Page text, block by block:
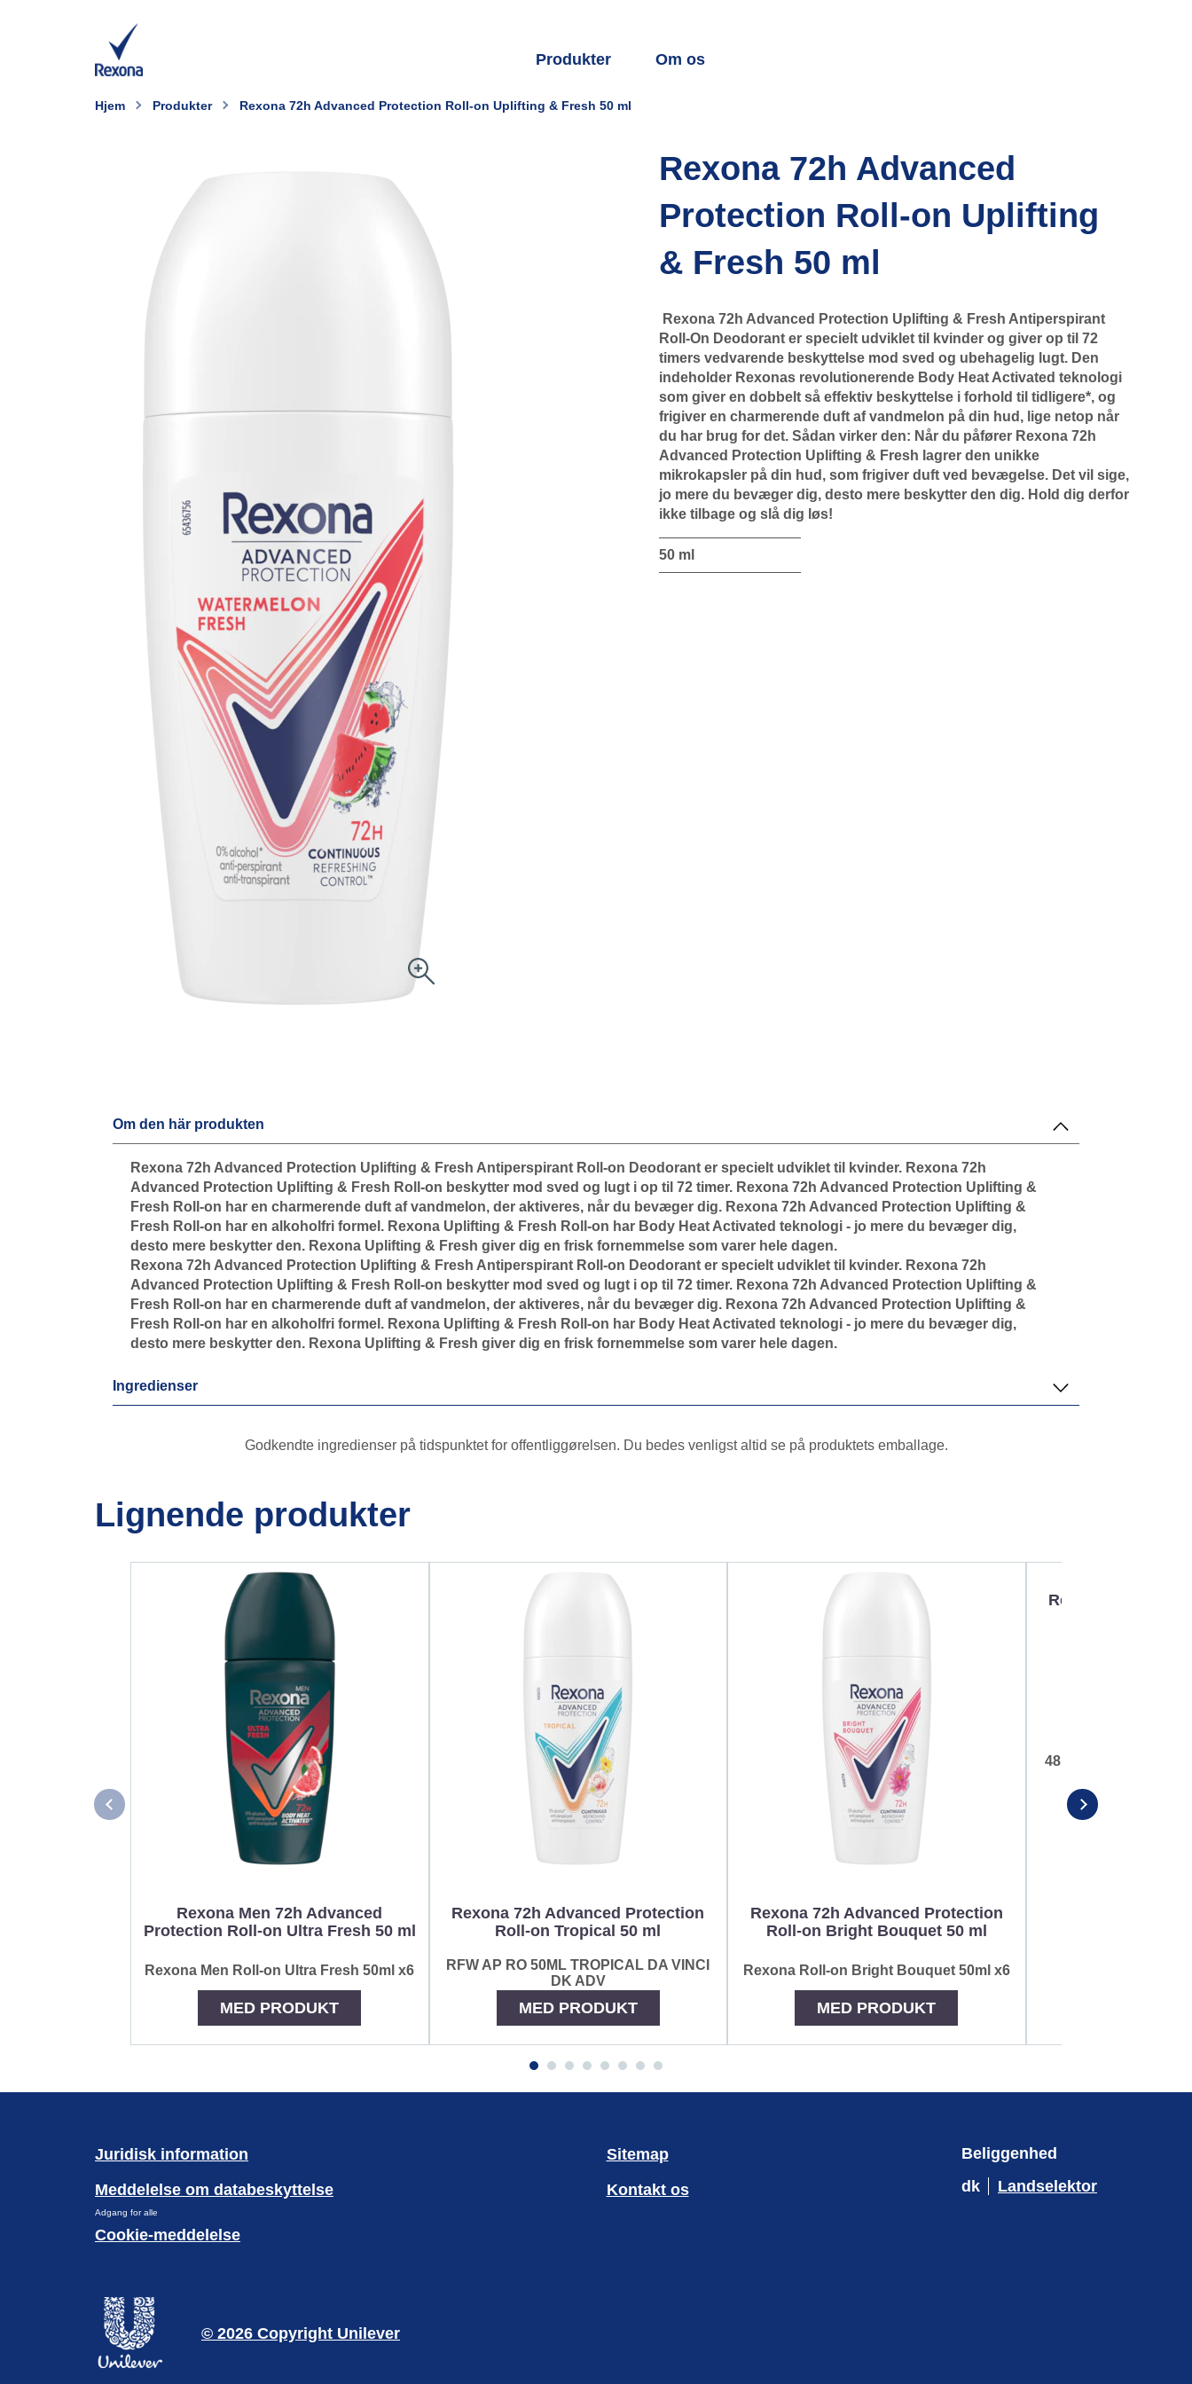
Produkter Om os
Hjem Produkter Rexona 72h Advanced Protection Roll-on Uplifting & Fresh 50 ml
Rexona 72h Advanced
Protection Roll-on Uplifting
& Fresh 50 ml
Rexona 72h Advanced Protection Uplifting & Fresh Antiperspirant
Roll-On Deodorant er specielt udviklet til kvinder og giver op til 72
timers vedvarende beskyttelse mod sved og ubehagelig lugt. Den
indeholder Rexonas revolutionerende Body Heat Activated teknologi
som giver en dobbelt så effektiv beskyttelse i forhold til tidligere*, og
frigiver en charmerende duft af vandmelon på din hud, lige netop når
du har brug for det. Sådan virker den: Når du påfører Rexona 72h
Advanced Protection Uplifting & Fresh lagrer den unikke
mikrokapsler på din hud, som frigiver duft ved bevægelse. Det vil sige,
jo mere du bevæger dig, desto mere beskytter den dig. Hold dig derfor
ikke tilbage og slå dig løs!
50 ml
Om den här produkten
Rexona 72h Advanced Protection Uplifting & Fresh Antiperspirant Roll-on Deodorant er specielt udviklet til kvinder. Rexona 72h
Advanced Protection Uplifting & Fresh Roll-on beskytter mod sved og lugt i op til 72 timer. Rexona 72h Advanced Protection Uplifting &
Fresh Roll-on har en charmerende duft af vandmelon, der aktiveres, når du bevæger dig. Rexona 72h Advanced Protection Uplifting &
Fresh Roll-on har en alkoholfri formel. Rexona Uplifting & Fresh Roll-on har Body Heat Activated teknologi - jo mere du bevæger dig,
desto mere beskytter den. Rexona Uplifting & Fresh giver dig en frisk fornemmelse som varer hele dagen.
Rexona 72h Advanced Protection Uplifting & Fresh Antiperspirant Roll-on Deodorant er specielt udviklet til kvinder. Rexona 72h
Advanced Protection Uplifting & Fresh Roll-on beskytter mod sved og lugt i op til 72 timer. Rexona 72h Advanced Protection Uplifting &
Fresh Roll-on har en charmerende duft af vandmelon, der aktiveres, når du bevæger dig. Rexona 72h Advanced Protection Uplifting &
Fresh Roll-on har en alkoholfri formel. Rexona Uplifting & Fresh Roll-on har Body Heat Activated teknologi - jo mere du bevæger dig,
desto mere beskytter den. Rexona Uplifting & Fresh giver dig en frisk fornemmelse som varer hele dagen.
Ingredienser
Godkendte ingredienser på tidspunktet for offentliggørelsen. Du bedes venligst altid se på produktets emballage.
Lignende produkter
Rexona Men 72h Advanced
Protection Roll-on Ultra Fresh 50 ml
Rexona Men Roll-on Ultra Fresh 50ml x6
MED PRODUKT
Rexona 72h Advanced Protection
Roll-on Tropical 50 ml
RFW AP RO 50ML TROPICAL DA VINCI
DK ADV
MED PRODUKT
Rexona 72h Advanced Protection
Roll-on Bright Bouquet 50 ml
Rexona Roll-on Bright Bouquet 50ml x6
MED PRODUKT
Rexona 72h
48h Rexona Cotton
Juridisk information
Meddelelse om databeskyttelse
Adgang for alle
Cookie-meddelelse
Sitemap
Kontakt os
Beliggenhed
dk
Landselektor
© 2026 Copyright Unilever